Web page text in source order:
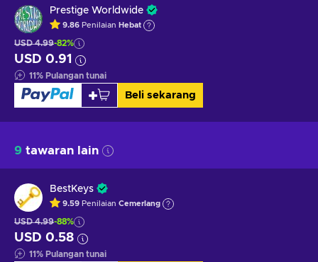
Prestige Worldwide
9.86 Penilaian Hebat
USD 4.99-82%
USD 0.91
11% Pulangan tunai
Beli sekarang
9 tawaran lain
BestKeys
9.59 Penilaian Cemerlang
USD 4.99-88%
USD 0.58
11% Pulangan tunai